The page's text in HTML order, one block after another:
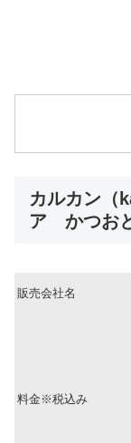
カルカン（
ア かつお
販売会社名
料金※税込み